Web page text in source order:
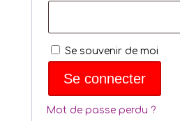
Se souvenir de moi
Se connecter
Mot de passe perdu ?